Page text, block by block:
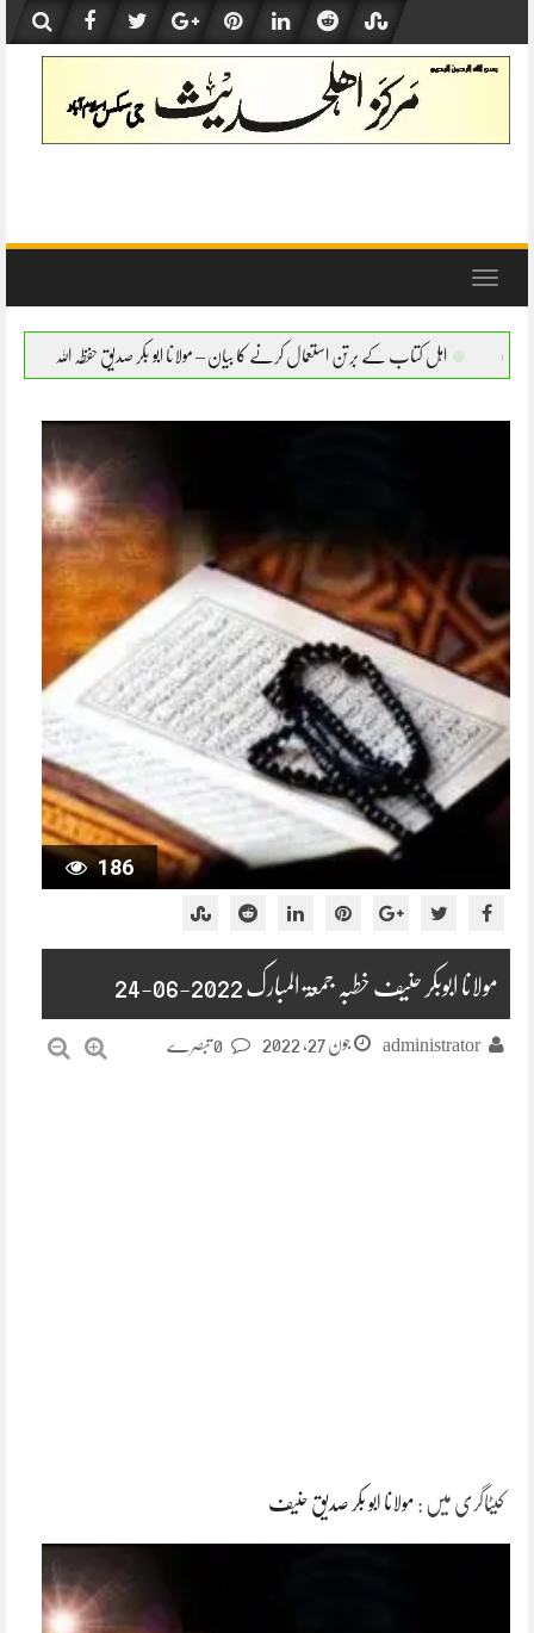
content
Toggle
استعمال کرنے کا بیان – مولانا ابو بکر صدیق حفظہ اللہ اہل کتاب کے برتن استعمال
186
مولانا ابوبکر حنیف خطبہ جمعۃ المبارک 2022-06-24
administrator جون 27, 2022
کیٹاگری میں : مولانا ابو بکر صدیق حنیف